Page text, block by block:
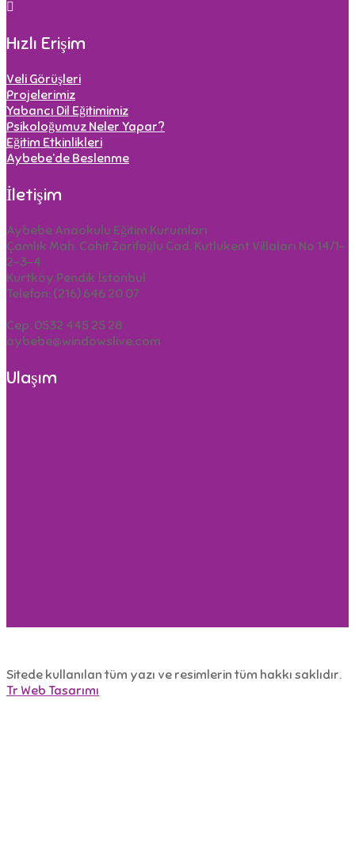
Hızlı Erişim
Veli Görüşleri
Projelerimiz
Yabancı Dil Eğitimimiz
Psikoloğumuz Neler Yapar?
Eğitim Etkinlikleri
Aybebe’de Beslenme
İletişim
Aybebe Anaokulu Eğitim Kurumları
Çamlık Mah. Cahit Zarifoğlu Cad. Kutlukent Villaları No 14/1-
2-3-4
Kurtköy Pendik İstanbul
Telefon: (216) 646 20 07
Cep: 0532 445 25 28
aybebe@windowslive.com
Ulaşım
Sitede kullanılan tüm yazı ve resimlerin tüm hakkı saklıdır.
Tr Web Tasarımı